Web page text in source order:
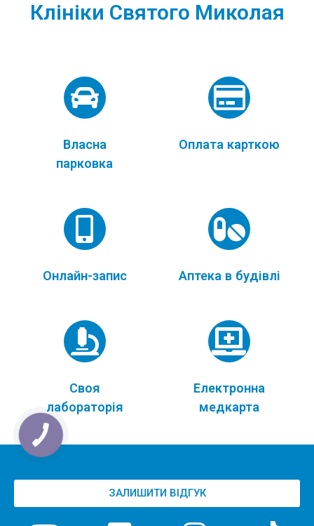
Клініки Святого Миколая
Власна
парковка
Оплата карткою
Онлайн-запис Аптека в будівлі
Своя
лабораторія
Електронна
медкарта
ЗАЛИШИТИ ВІДГУК